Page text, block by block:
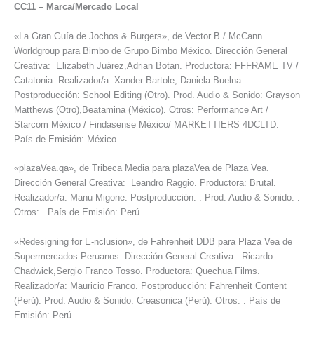
CC11 – Marca/Mercado Local
«La Gran Guía de Jochos & Burgers», de Vector B / McCann
Worldgroup para Bimbo de Grupo Bimbo México. Dirección General
Creativa: Elizabeth Juárez,Adrian Botan. Productora: FFFRAME TV /
Catatonia. Realizador/a: Xander Bartole, Daniela Buelna.
Postproducción: School Editing (Otro). Prod. Audio & Sonido: Grayson
Matthews (Otro),Beatamina (México). Otros: Performance Art /
Starcom México / Findasense México/ MARKETTIERS 4DCLTD.
País de Emisión: México.
«plazaVea.qa», de Tribeca Media para plazaVea de Plaza Vea.
Dirección General Creativa: Leandro Raggio. Productora: Brutal.
Realizador/a: Manu Migone. Postproducción: . Prod. Audio & Sonido: .
Otros: . País de Emisión: Perú.
«Redesigning for E-nclusion», de Fahrenheit DDB para Plaza Vea de
Supermercados Peruanos. Dirección General Creativa: Ricardo
Chadwick,Sergio Franco Tosso. Productora: Quechua Films.
Realizador/a: Mauricio Franco. Postproducción: Fahrenheit Content
(Perú). Prod. Audio & Sonido: Creasonica (Perú). Otros: . País de
Emisión: Perú.